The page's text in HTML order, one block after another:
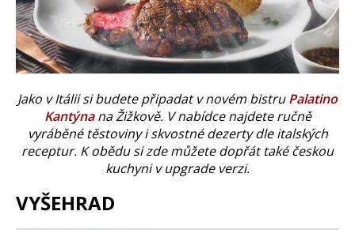
Jako v Itálii si budete připadat v novém bistruPalatino
Kantýnana Žižkově. V nabídce najdete ručně
vyráběné těstoviny i skvostné dezerty dle italských
receptur. K obědu si zde můžete dopřát také českou
kuchyni v upgrade verzi.
VYŠEHRAD